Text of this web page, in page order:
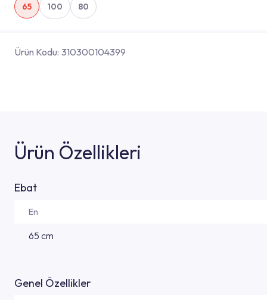
65 100 80
Ürün Kodu: 310300104399
Ürün Özellikleri
Ebat
En
65 cm
Genel Özellikler